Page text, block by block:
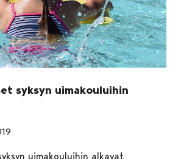
syksyn uimakouluihin
uimakouluihin alkavat